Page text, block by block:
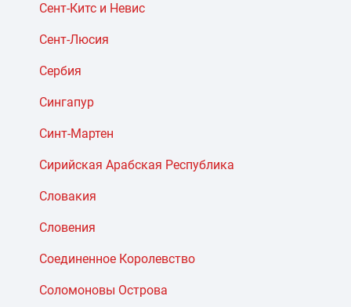
Сент-Китс и Невис
Сент-Люсия
Сербия
Сингапур
Синт-Мартен
Сирийская Арабская Республика
Словакия
Словения
Соединенное Королевство
Соломоновы Острова